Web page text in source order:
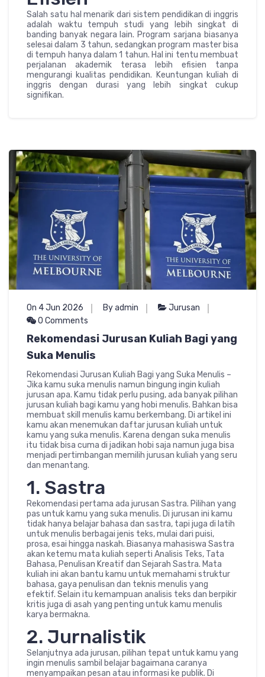
Salah satu hal menarik dari sistem pendidikan di inggris
adalah waktu tempuh studi yang lebih singkat di
banding banyak negara lain. Program sarjana biasanya
selesai dalam 3 tahun, sedangkan program master bisa
di tempuh hanya dalam 1 tahun. Hal ini tentu membuat
perjalanan akademik terasa lebih efisien tanpa
mengurangi kualitas pendidikan. Keuntungan kuliah di
inggris dengan durasi yang lebih singkat cukup
signifikan.
On 4 Jun 2026 By admin
Jurusan
0 Comments
Rekomendasi Jurusan Kuliah Bagi yang
Suka Menulis
Rekomendasi Jurusan Kuliah Bagi yang Suka Menulis –
Jika kamu suka menulis namun bingung ingin kuliah
jurusan apa. Kamu tidak perlu pusing, ada banyak pilihan
jurusan kuliah bagi kamu yang hobi menulis. Bahkan bisa
membuat skill menulis kamu berkembang. Di artikel ini
kamu akan menemukan daftar jurusan kuliah untuk
kamu yang suka menulis. Karena dengan suka menulis
itu tidak bisa cuma di jadikan hobi saja namun juga bisa
menjadi pertimbangan memilih jurusan kuliah yang seru
dan menantang.
1. Sastra
Rekomendasi pertama ada jurusan Sastra. Pilihan yang
pas untuk kamu yang suka menulis. Di jurusan ini kamu
tidak hanya belajar bahasa dan sastra, tapi juga di latih
untuk menulis berbagai jenis teks, mulai dari puisi,
prosa, esai hingga naskah. Biasanya mahasiswa Sastra
akan ketemu mata kuliah seperti Analisis Teks, Tata
Bahasa, Penulisan Kreatif dan Sejarah Sastra. Mata
kuliah ini akan bantu kamu untuk memahami struktur
bahasa, gaya penulisan dan teknis menulis yang
efektif. Selain itu kemampuan analisis teks dan berpikir
kritis juga di asah yang penting untuk kamu menulis
karya bermakna.
2. Jurnalistik
Selanjutnya ada jurusan, pilihan tepat untuk kamu yang
ingin menulis sambil belajar bagaimana caranya
menyampaikan pesan atau informasi ke publik. Di